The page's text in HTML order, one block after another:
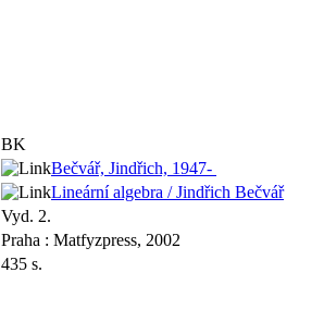
BK
Bečvář, Jindřich, 1947-
Lineární algebra / Jindřich Bečvář
Vyd. 2.
Praha : Matfyzpress, 2002
435 s.